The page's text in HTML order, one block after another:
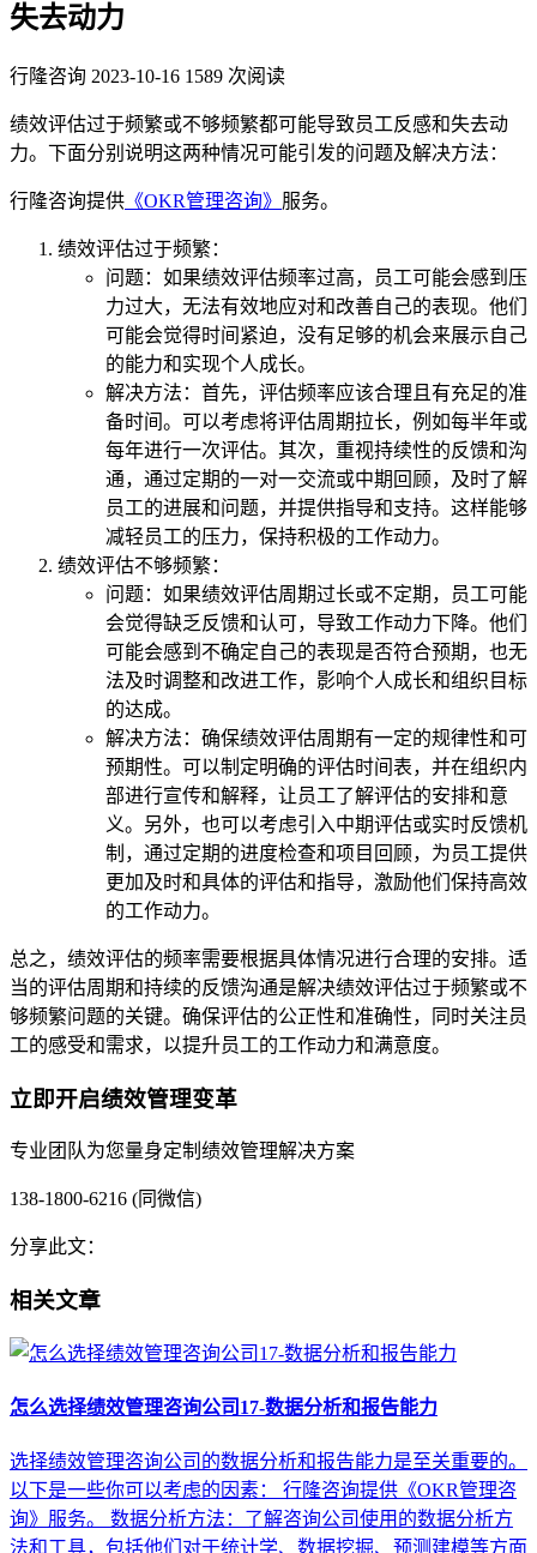
失去动力
行隆咨询 2023-10-16 1589 次阅读
绩效评估过于频繁或不够频繁都可能导致员工反感和失去动
力。下面分别说明这两种情况可能引发的问题及解决方法：
行隆咨询提供 《OKR管理咨询》 服务。
绩效评估过于频繁：
问题：如果绩效评估频率过高，员工可能会感到压
力过大，无法有效地应对和改善自己的表现。他们
可能会觉得时间紧迫，没有足够的机会来展示自己
的能力和实现个人成长。
解决方法：首先，评估频率应该合理且有充足的准
备时间。可以考虑将评估周期拉长，例如每半年或
每年进行一次评估。其次，重视持续性的反馈和沟
通，通过定期的一对一交流或中期回顾，及时了解
员工的进展和问题，并提供指导和支持。这样能够
减轻员工的压力，保持积极的工作动力。
绩效评估不够频繁：
问题：如果绩效评估周期过长或不定期，员工可能
会觉得缺乏反馈和认可，导致工作动力下降。他们
可能会感到不确定自己的表现是否符合预期，也无
法及时调整和改进工作，影响个人成长和组织目标
的达成。
解决方法：确保绩效评估周期有一定的规律性和可
预期性。可以制定明确的评估时间表，并在组织内
部进行宣传和解释，让员工了解评估的安排和意
义。另外，也可以考虑引入中期评估或实时反馈机
制，通过定期的进度检查和项目回顾，为员工提供
更加及时和具体的评估和指导，激励他们保持高效
的工作动力。
总之，绩效评估的频率需要根据具体情况进行合理的安排。适
当的评估周期和持续的反馈沟通是解决绩效评估过于频繁或不
够频繁问题的关键。确保评估的公正性和准确性，同时关注员
工的感受和需求，以提升员工的工作动力和满意度。
立即开启绩效管理变革
专业团队为您量身定制绩效管理解决方案
138-1800-6216 (同微信)
分享此文：
相关文章
怎么选择绩效管理咨询公司17-数据分析和报告能力
选择绩效管理咨询公司的数据分析和报告能力是至关重要的。
以下是一些你可以考虑的因素： 行隆咨询提供《OKR管理咨
询》服务。 数据分析方法：了解咨询公司使用的数据分析方
法和工具，包括他们对于统计学、数据挖掘、预测建模等方面